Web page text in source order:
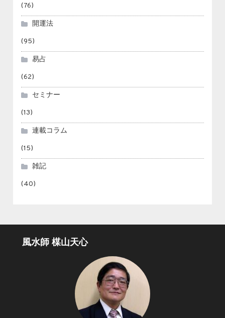
(76)
開運法
(95)
易占
(62)
セミナー
(13)
連載コラム
(15)
雑記
(40)
風水師 楳山天心